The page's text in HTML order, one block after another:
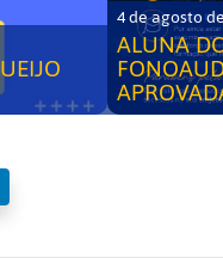
4 de agosto
ALUNA